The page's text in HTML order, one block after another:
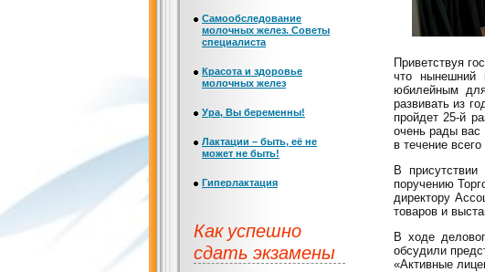
Приветствуя
что нынешний
юбилейным
развивать из
пройдет 25-й
очень рады вас
в течение
В
поручению
директору
товаров и
В ходе
обсудили
«Активные
Самообследование
молочных желез. Советы
специалиста
Красота и здоровье
молочных желез
Ура, Вы беременны!
Лактации – быть, её не
может не быть!
Гиперлактация
Как успешно
сдать экзамены